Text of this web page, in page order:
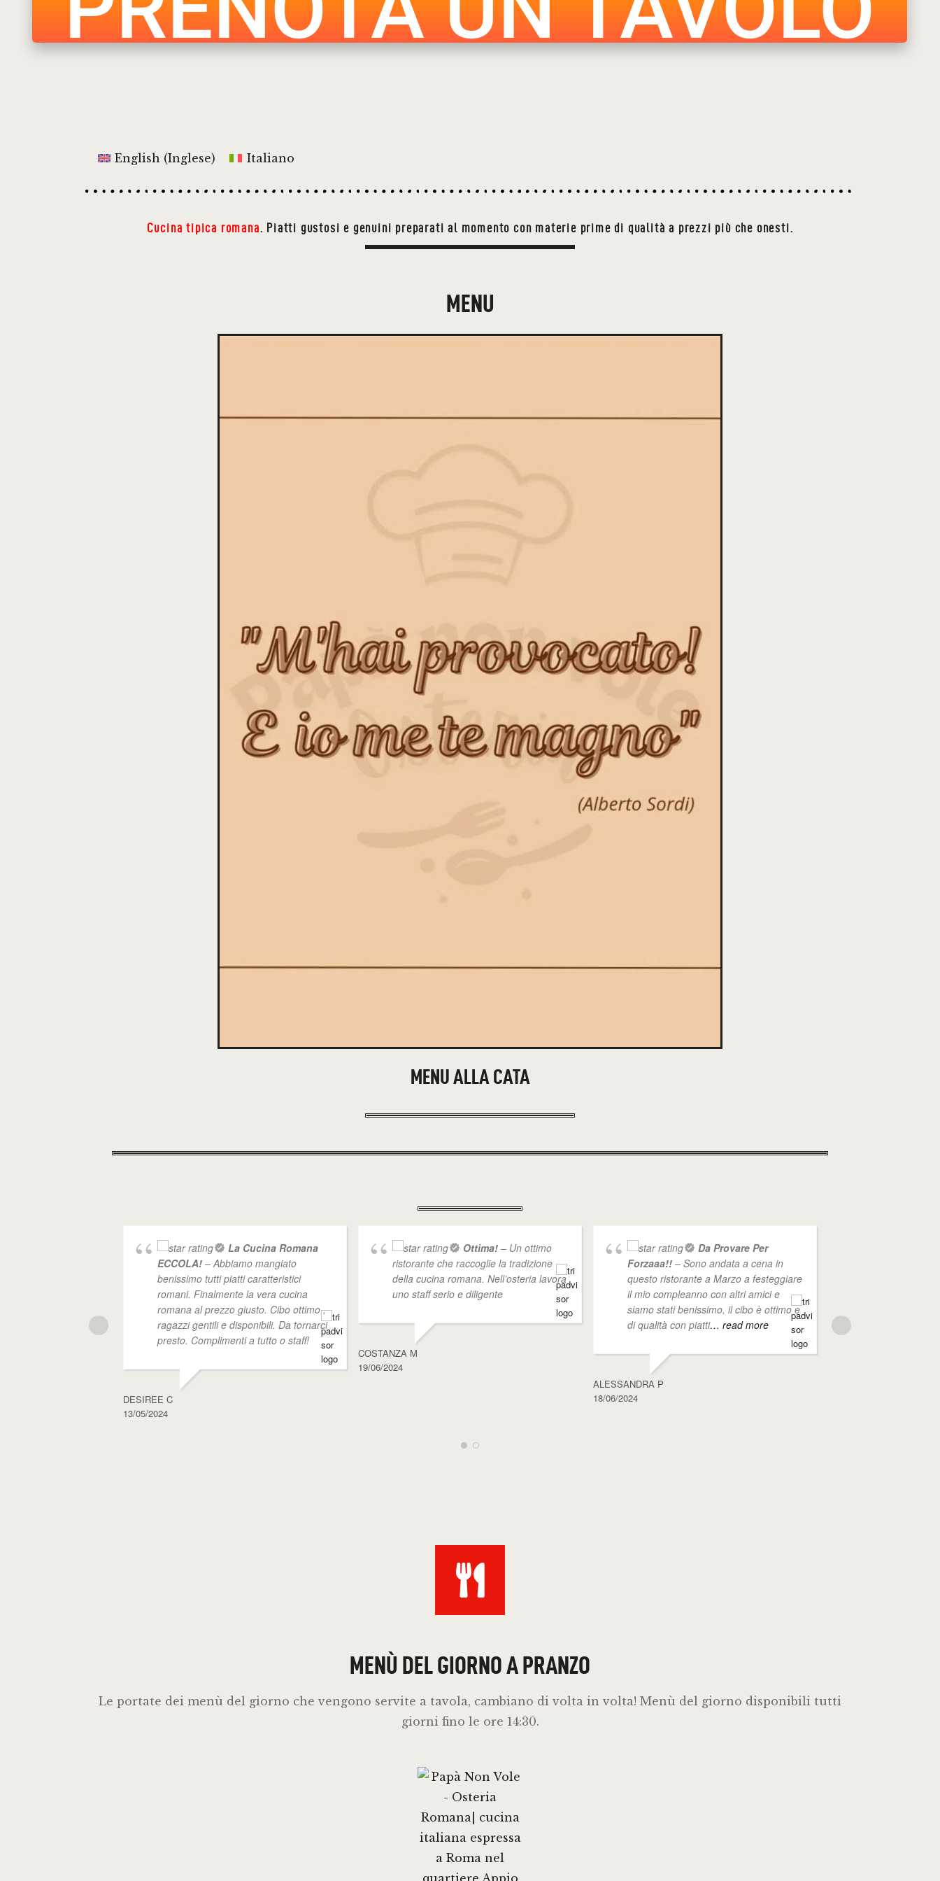
English (Inglese) Italiano
Cucina tipica romana. Piatti gustosi e genuini preparati al momento con materie prime di qualità a prezzi più che onesti.
MENU
MENU ALLA CATA
La Cucina Romana
ECCOLA! – Abbiamo mangiato
benissimo tutti piatti caratteristici
romani. Finalmente la vera cucina
romana al prezzo giusto. Cibo ottimo ,
ragazzi gentili e disponibili. Da tornarci
presto. Complimenti a tutto o staff!
DESIREE C
13/05/2024
Ottima!– Un ottimo
ristorante che raccoglie la tradizione
della cucina romana. Nell’osteria lavora
uno staff serio e diligente
COSTANZA M
19/06/2024
Da Provare Per
Forzaaa!!– Sono andata a cena in
questo ristorante a Marzo a festeggiare
il mio compleanno con altri amici e
siamo stati benissimo, il cibo è ottimo e
di qualità con piatti… read more
ALESSANDRA P
18/06/2024
MENÙ DEL GIORNO A PRANZO
Le portate dei menù del giorno che vengono servite a tavola, cambiano di volta in volta! Menù del giorno disponibili tutti
giorni fino le ore 14:30.